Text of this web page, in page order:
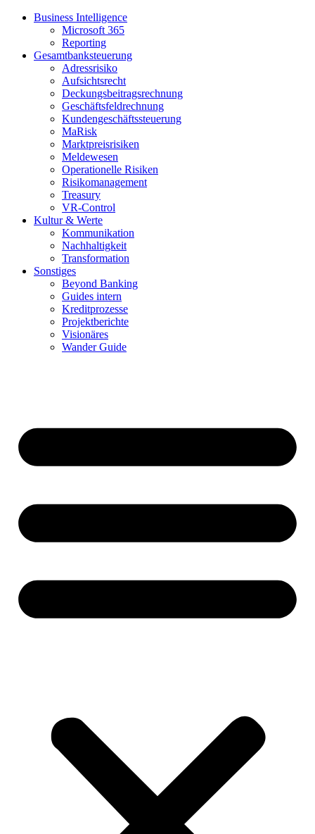
Business Intelligence
Microsoft 365
Reporting
Gesamtbanksteuerung
Adressrisiko
Aufsichtsrecht
Deckungsbeitragsrechnung
Geschäftsfeldrechnung
Kundengeschäftssteuerung
MaRisk
Marktpreisrisiken
Meldewesen
Operationelle Risiken
Risikomanagement
Treasury
VR-Control
Kultur & Werte
Kommunikation
Nachhaltigkeit
Transformation
Sonstiges
Beyond Banking
Guides intern
Kreditprozesse
Projektberichte
Visionäres
Wander Guide